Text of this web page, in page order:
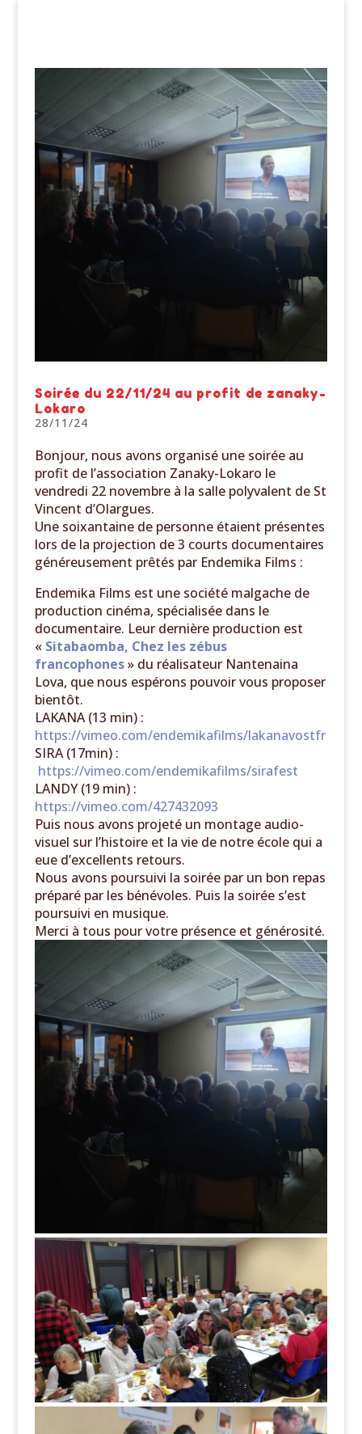
Soirée du 22/11/24 au profit de zanaky-
Lokaro
28/11/24
Bonjour, nous avons organisé une soirée au
profit de l’association Zanaky-Lokaro le
vendredi 22 novembre à la salle polyvalent de St
Vincent d’Olargues.
Une soixantaine de personne étaient présentes
lors de la projection de 3 courts documentaires
généreusement prêtés par Endemika Films :
Endemika Films est une société malgache de
production cinéma, spécialisée dans le
documentaire. Leur dernière production est
« Sitabaomba, Chez les zébus
francophones» du réalisateur Nantenaina
Lova, que nous espérons pouvoir vous proposer
bientôt.
LAKANA (13 min) :
https://vimeo.com/endemikafilms/lakanavostfr
SIRA (17min) :
https://vimeo.com/endemikafilms/sirafest
LANDY (19 min) :
https://vimeo.com/427432093
Puis nous avons projeté un montage audio-
visuel sur l’histoire et la vie de notre école qui a
eue d’excellents retours.
Nous avons poursuivi la soirée par un bon repas
préparé par les bénévoles. Puis la soirée s’est
poursuivi en musique.
Merci à tous pour votre présence et générosité.